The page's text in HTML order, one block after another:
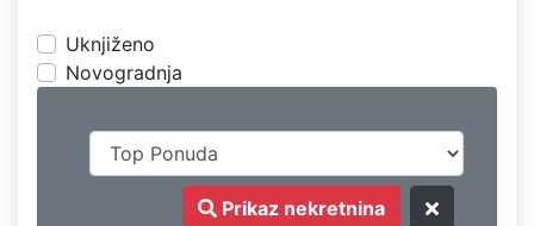
Uknjiženo
Novogradnja
Prikaz nekretnina